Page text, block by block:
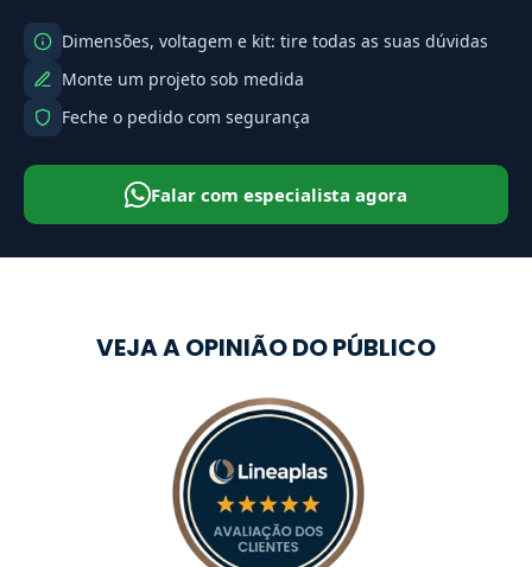
Dimensões, voltagem e kit: tire todas as suas dúvidas
Monte um projeto sob medida
Feche o pedido com segurança
Falar com especialista agora
VEJA A OPINIÃO DO PÚBLICO